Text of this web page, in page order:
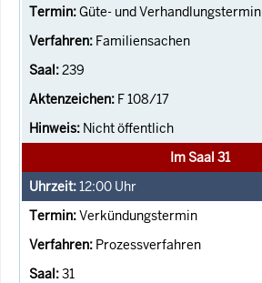
Güte- und Verhandlungstermin
Familiensachen
239
F 108/17
Nicht öffentlich
Im Saal 31
12:00 Uhr
Verkündungstermin
Prozessverfahren
31